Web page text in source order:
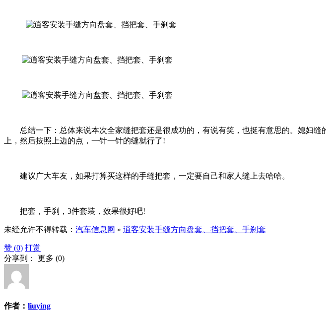
总结一下：总体来说本次全家缝把套还是很成功的，有说有笑，也挺有意思的。媳妇缝
上，然后按照上边的点，一针一针的缝就行了!
建议广大车友，如果打算买这样的手缝把套，一定要自己和家人缝上去哈哈。
把套，手刹，3件套装，效果很好吧!
未经允许不得转载： 汽车信息网 » 逍客安装手缝方向盘套、挡把套、手刹套
赞 (0) 打赏
分享到： 更多 (0)
作者： liuying